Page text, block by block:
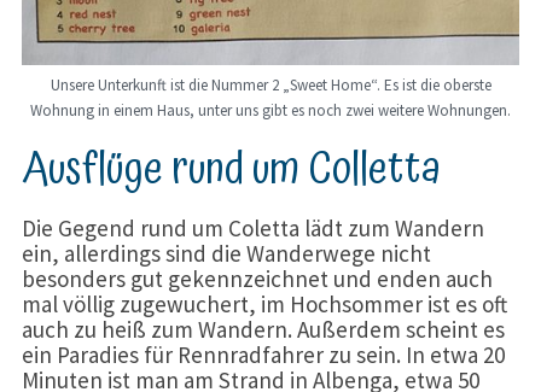
Unsere Unterkunft ist die Nummer 2 „Sweet Home“. Es ist die oberste
Wohnung in einem Haus, unter uns gibt es noch zwei weitere Wohnungen.
Ausflüge rund um Colletta
Die Gegend rund um Coletta lädt zum Wandern
ein, allerdings sind die Wanderwege nicht
besonders gut gekennzeichnet und enden auch
mal völlig zugewuchert, im Hochsommer ist es oft
auch zu heiß zum Wandern. Außerdem scheint es
ein Paradies für Rennradfahrer zu sein. In etwa 20
Minuten ist man am Strand in Albenga, etwa 50